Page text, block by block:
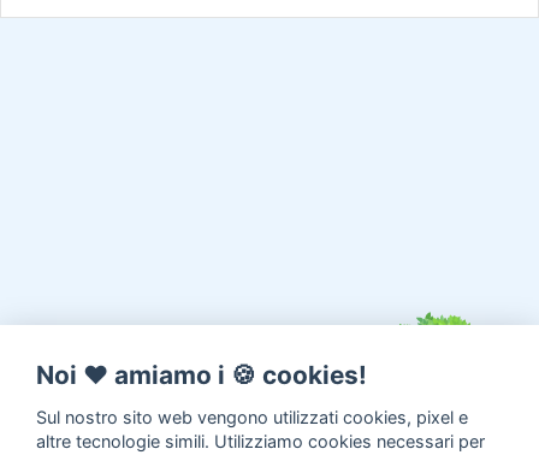
Noi ♥️ amiamo i 🍪 cookies!
Sul nostro sito web vengono utilizzati cookies, pixel e
altre tecnologie simili. Utilizziamo cookies necessari per